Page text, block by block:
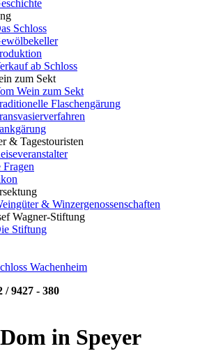
Schloss
ab Schloss
zum Sekt
Wein zum Sekt
Flaschengärung
& Tagestouristen
& Winzergenossenschaften
Wagner-Stiftung
Stiftung
Wachenheim
/ 9427 - 380
in Speyer